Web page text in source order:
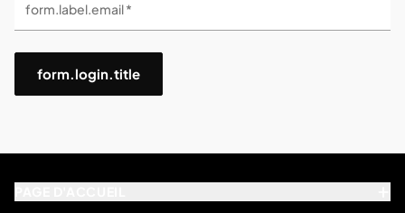
form.label.email *
form.login.title